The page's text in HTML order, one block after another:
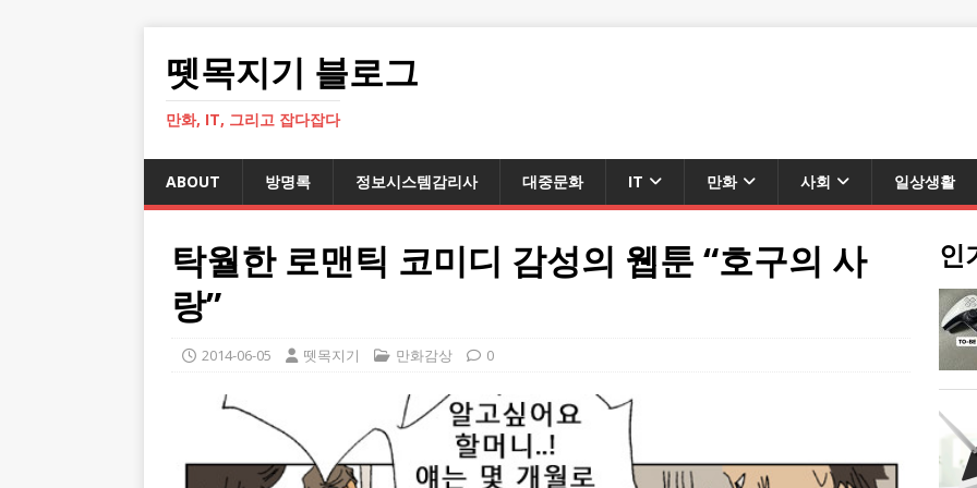
뗏목지기 블로그
만화, IT, 그리고 잡다잡다
ABOUT 방명록 정보시스템감리사 대중문화 IT 만화 사회 일상생활
탁월한 로맨틱 코미디 감성의 웹툰 “호구의 사
랑”
2014-06-05 뗏목지기 만화감상 0
인